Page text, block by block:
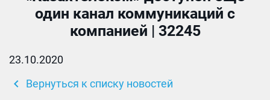
один канал коммуникаций с
компанией | 32245
23.10.2020
chevron_left Вернуться к списку новостей